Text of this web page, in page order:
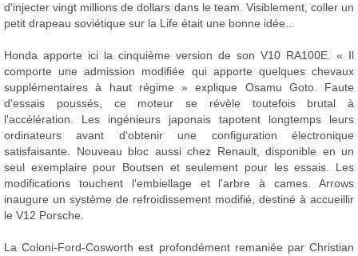
d'injecter vingt millions de dollars dans le team. Visiblement, coller un
petit drapeau soviétique sur la Life était une bonne idée...
Honda apporte ici la cinquième version de son V10 RA100E. « Il
comporte une admission modifiée qui apporte quelques chevaux
supplémentaires à haut régime » explique Osamu Goto. Faute
d'essais poussés, ce moteur se révèle toutefois brutal à
l'accélération. Les ingénieurs japonais tapotent longtemps leurs
ordinateurs avant d'obtenir une configuration électronique
satisfaisante. Nouveau bloc aussi chez Renault, disponible en un
seul exemplaire pour Boutsen et seulement pour les essais. Les
modifications touchent l'embiellage et l'arbre à cames. Arrows
inaugure un système de refroidissement modifié, destiné à accueillir
le V12 Porsche.
La Coloni-Ford-Cosworth est profondément remaniée par Christian